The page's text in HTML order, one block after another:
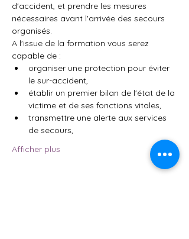
d'accident, et prendre les mesures
nécessaires avant l'arrivée des secours
organisés.
A l'issue de la formation vous serez
capable de :
organiser une protection pour éviter
le sur-accident,
établir un premier bilan de l'état de la
victime et de ses fonctions vitales,
transmettre une alerte aux services
de secours,
Afficher plus